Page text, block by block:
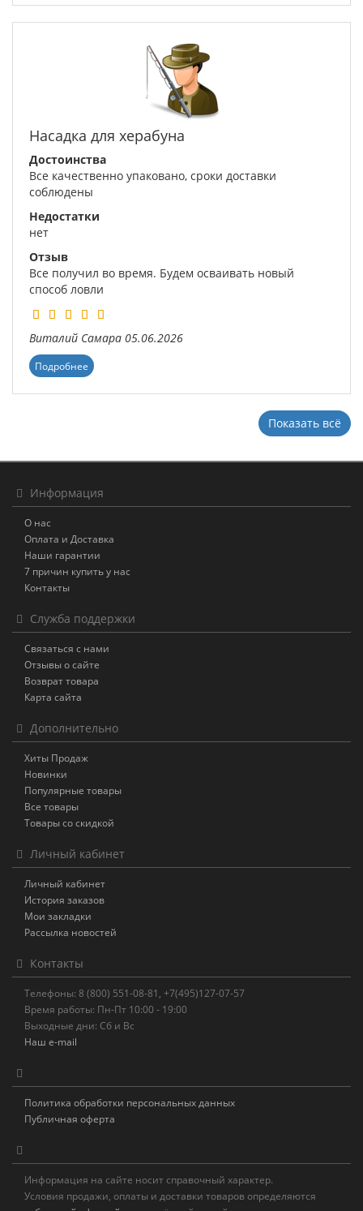
Насадка для херабуна
Достоинства
Все качественно упаковано, сроки доставки
соблюдены
Недостатки
нет
Отзыв
Все получил во время. Будем осваивать новый
способ ловли
Виталий Самара 05.06.2026
Подробнее
Показать всё
Информация
О нас
Оплата и Доставка
Наши гарантии
7 причин купить у нас
Контакты
Служба поддержки
Связаться с нами
Отзывы о сайте
Возврат товара
Карта сайта
Дополнительно
Хиты Продаж
Новинки
Популярные товары
Все товары
Товары со скидкой
Личный кабинет
Личный кабинет
История заказов
Мои закладки
Рассылка новостей
Контакты
Телефоны: 8 (800) 551-08-81, +7(495)127-07-57
Время работы: Пн-Пт 10:00 - 19:00
Выходные дни: Сб и Вс
Наш e-mail
Политика обработки персональных данных
Публичная оферта
Информация на сайте носит справочный характер.
Условия продажи, оплаты и доставки товаров определяются